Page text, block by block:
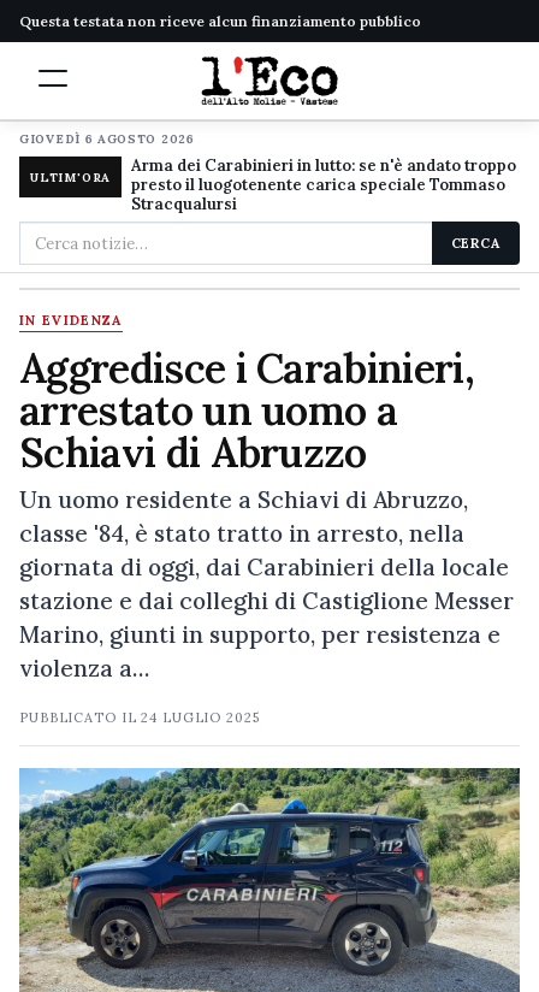
Questa testata non riceve alcun finanziamento pubblico
GIOVEDÌ 6 AGOSTO 2026
ULTIM'ORA
Arma dei Carabinieri in lutto: se n'è andato troppo
presto il luogotenente carica speciale Tommaso
Stracqualursi
Cerca
nel
sito
CERCA
IN EVIDENZA
Aggredisce i Carabinieri,
arrestato un uomo a
Schiavi di Abruzzo
Un uomo residente a Schiavi di Abruzzo,
classe '84, è stato tratto in arresto, nella
giornata di oggi, dai Carabinieri della locale
stazione e dai colleghi di Castiglione Messer
Marino, giunti in supporto, per resistenza e
violenza a…
PUBBLICATO IL24 LUGLIO 2025